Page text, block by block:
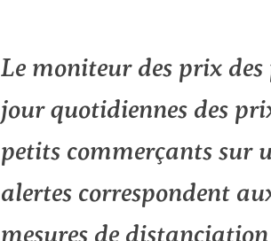
Le moniteur des prix
jour quotidiennes des
petits commerçants sur
alertes correspondent
mesures de